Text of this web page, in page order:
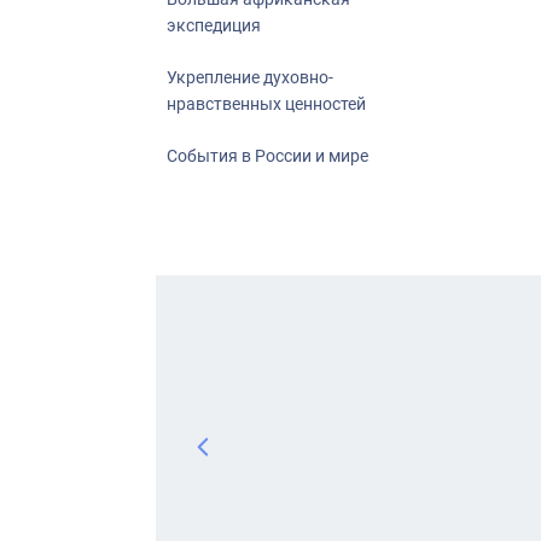
экспедиция
Укрепление духовно-
нравственных ценностей
События в России и мире